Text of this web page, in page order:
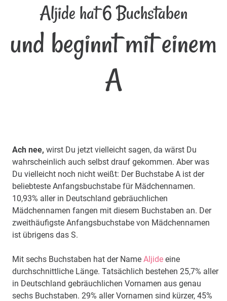
Aljide hat 6 Buchstaben
und beginnt mit einem
A
Ach nee, wirst Du jetzt vielleicht sagen, da wärst Du
wahrscheinlich auch selbst drauf gekommen. Aber was
Du vielleicht noch nicht weißt: Der Buchstabe A ist der
beliebteste Anfangsbuchstabe für Mädchennamen.
10,93% aller in Deutschland gebräuchlichen
Mädchennamen fangen mit diesem Buchstaben an. Der
zweithäufigste Anfangsbuchstabe von Mädchennamen
ist übrigens das S.
Mit sechs Buchstaben hat der Name Aljide eine
durchschnittliche Länge. Tatsächlich bestehen 25,7% aller
in Deutschland gebräuchlichen Vornamen aus genau
sechs Buchstaben. 29% aller Vornamen sind kürzer, 45%